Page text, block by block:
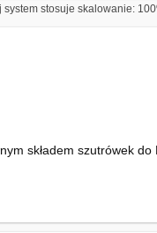
system stosuje skalowanie:
składem szutrówek